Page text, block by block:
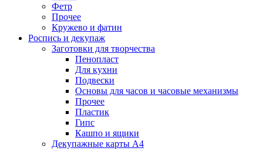
Фетр
Прочее
Кружево и фатин
Роспись и декупаж
Заготовки для творчества
Пенопласт
Для кухни
Подвески
Основы для часов и часовые механизмы
Прочее
Пластик
Гипс
Кашпо и ящики
Декупажные карты А4